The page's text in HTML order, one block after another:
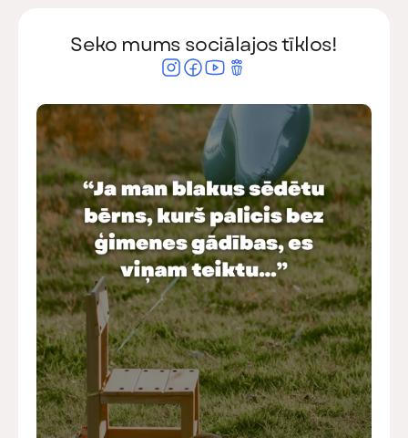
Seko mums sociālajos tīklos!